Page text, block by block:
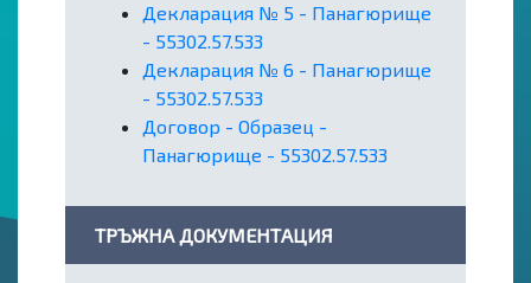
Декларация № 5 - Панагюрище
- 55302.57.533
Декларация № 6 - Панагюрище
- 55302.57.533
Договор - Образец -
Панагюрище - 55302.57.533
ТРЪЖНА ДОКУМЕНТАЦИЯ